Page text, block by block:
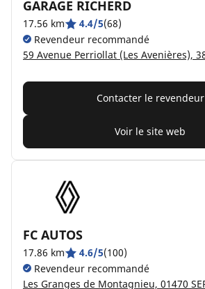
GARAGE RICHERD
17.56 km 4.4/5(68)
Revendeur recommandé
Contacter le revendeur
Voir le site web
FC AUTOS
17.86 km 4.6/5(100)
Revendeur recommandé